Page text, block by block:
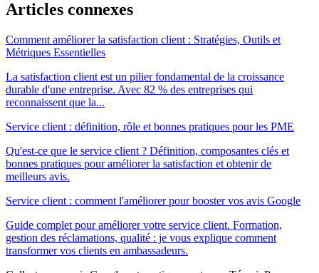
Articles connexes
Comment améliorer la satisfaction client : Stratégies, Outils et
Métriques Essentielles
La satisfaction client est un pilier fondamental de la croissance
durable d'une entreprise. Avec 82 % des entreprises qui
reconnaissent que la...
Service client : définition, rôle et bonnes pratiques pour les PME
Qu'est-ce que le service client ? Définition, composantes clés et
bonnes pratiques pour améliorer la satisfaction et obtenir de
meilleurs avis.
Service client : comment l'améliorer pour booster vos avis Google
Guide complet pour améliorer votre service client. Formation,
gestion des réclamations, qualité : je vous explique comment
transformer vos clients en ambassadeurs.